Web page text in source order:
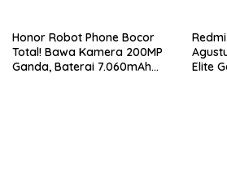
Honor Robot Phone Bocor
Total! Bawa Kamera 200MP
Ganda, Baterai 7.060mAh
Elite